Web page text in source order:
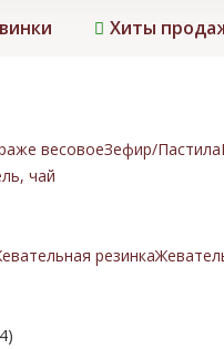
Хиты
весовоеЗефир/Пастила
чай
резинка